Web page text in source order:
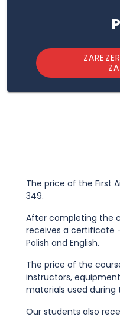
The price of the First
349.
After completing the
receives a certificate
Polish and English.
The price of the
instructors,
materials used during
Our students also